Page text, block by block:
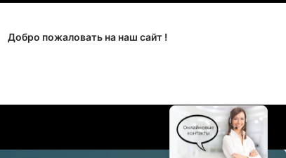
Добро пожаловать на наш сайт !